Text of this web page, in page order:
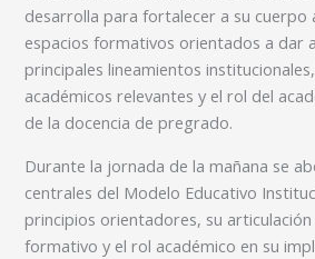
desarrolla para fortalecer a su cuerpo
espacios formativos orientados a dar
principales lineamientos
académicos relevantes y el rol del
de la docencia de pregrado.
Durante la jornada de la mañana se
centrales del Modelo Educativo
principios orientadores, su
formativo y el rol académico en su